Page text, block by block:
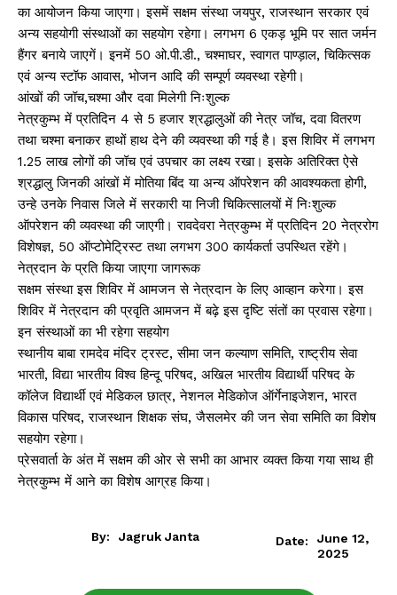
का आयोजन किया जाएगा। इसमें सक्षम संस्था जयपुर, राजस्थान सरकार एवं
अन्य सहयोगी संस्थाओं का सहयोग रहेगा। लगभग 6 एकड़ भूमि पर सात जर्मन
हैंगर बनाये जाएगें। इनमें 50 ओ.पी.डी., चश्माघर, स्वागत पाण्ड़ाल, चिकित्सक
एवं अन्य स्टॉफ आवास, भोजन आदि की सम्पूर्ण व्यवस्था रहेगी।
आंखों की जॉच,चश्मा और दवा मिलेगी निःशुल्क
नेत्रकुम्भ में प्रतिदिन 4 से 5 हजार श्रद्धालुओं की नेत्र जॉच, दवा वितरण
तथा चश्मा बनाकर हाथों हाथ देने की व्यवस्था की गई है। इस शिविर में लगभग
1.25 लाख लोगों की जॉच एवं उपचार का लक्ष्य रखा। इसके अतिरिक्त ऐसे
श्रद्धालु जिनकी आंखों में मोतिया बिंद या अन्य ऑपरेशन की आवश्यकता होगी,
उन्हे उनके निवास जिले में सरकारी या निजी चिकित्सालयों में निःशुल्क
ऑपरेशन की व्यवस्था की जाएगी। रावदेवरा नेत्रकुम्भ में प्रतिदिन 20 नेत्ररोग
विशेषज्ञ, 50 ऑप्टोमेट्रिस्ट तथा लगभग 300 कार्यकर्ता उपस्थित रहेंगे।
नेत्रदान के प्रति किया जाएगा जागरूक
सक्षम संस्था इस शिविर में आमजन से नेत्रदान के लिए आव्हान करेगा। इस
शिविर में नेत्रदान की प्रवृति आमजन में बढ़े इस दृष्टि संतों का प्रवास रहेगा।
इन संस्थाओं का भी रहेगा सहयोग
स्थानीय बाबा रामदेव मंदिर ट्रस्ट, सीमा जन कल्याण समिति, राष्ट्रीय सेवा
भारती, विद्या भारतीय विश्व हिन्दू परिषद, अखिल भारतीय विद्यार्थी परिषद के
कॉलेज विद्यार्थी एवं मेडिकल छात्र, नेशनल मेेडिकोज ऑर्गेनाइजेशन, भारत
विकास परिषद, राजस्थान शिक्षक संघ, जैसलमेर की जन सेवा समिति का विशेष
सहयोग रहेगा।
प्रेसवार्ता के अंत में सक्षम की ओर से सभी का आभार व्यक्त किया गया साथ ही
नेत्रकुम्भ में आने का विशेष आग्रह किया।
By: Jagruk Janta Date:
June 12,
2025